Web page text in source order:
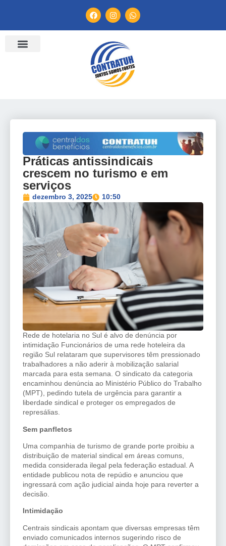
Práticas antissindicais
crescem no turismo e em
serviços
dezembro 3, 2025 10:50
Rede de hotelaria no Sul é alvo de denúncia por
intimidação Funcionários de uma rede hoteleira da
região Sul relataram que supervisores têm pressionado
trabalhadores a não aderir à mobilização salarial
marcada para esta semana. O sindicato da categoria
encaminhou denúncia ao Ministério Público do Trabalho
(MPT), pedindo tutela de urgência para garantir a
liberdade sindical e proteger os empregados de
represálias.
Sem panfletos
Uma companhia de turismo de grande porte proibiu a
distribuição de material sindical em áreas comuns,
medida considerada ilegal pela federação estadual. A
entidade publicou nota de repúdio e anunciou que
ingressará com ação judicial ainda hoje para reverter a
decisão.
Intimidação
Centrais sindicais apontam que diversas empresas têm
enviado comunicados internos sugerindo risco de